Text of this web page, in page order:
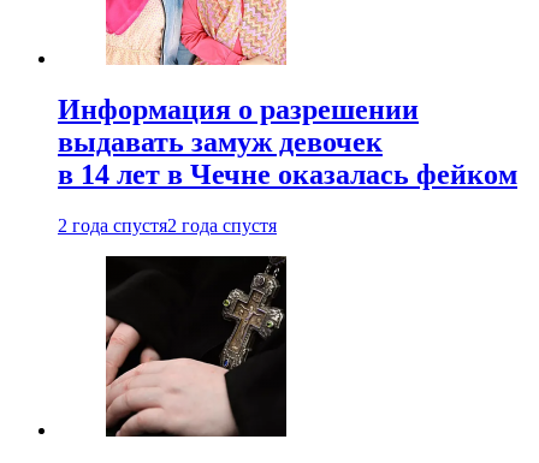
Информация о разрешении
выдавать замуж девочек
в 14 лет в Чечне оказалась фейком
2 года спустя2 года спустя